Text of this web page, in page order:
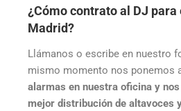
¿Cómo contrato al DJ para
Madrid?
Llámanos o escribe en nuestro
mismo momento nos ponemos
alarmas en nuestra oficina y
mejor distribución de altavoces